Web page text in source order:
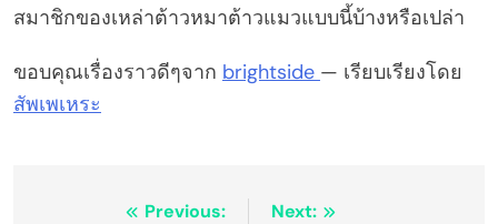
สมาชิกของเหล่าต้าวหมาต้าวแมวแบบนี้บ้างหรือเปล่า
ขอบคุณเรื่องราวดีๆจาก brightside — เรียบเรียงโดย
สัพเพเหระ
Previous:
Next: